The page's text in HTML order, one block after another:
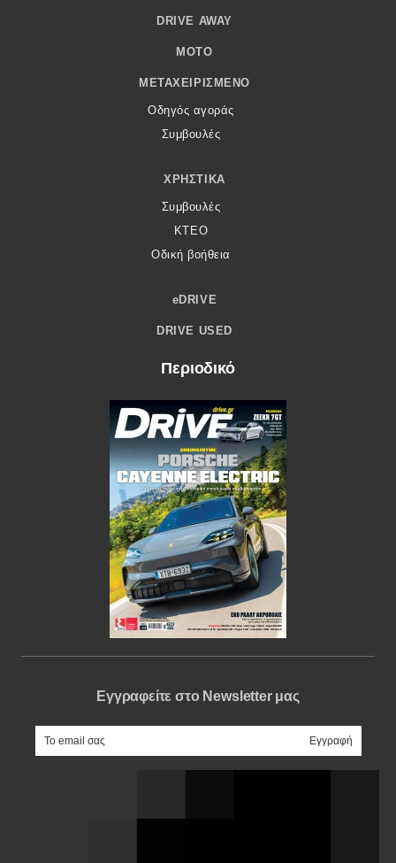
DRIVE AWAY
MOTO
ΜΕΤΑΧΕΙΡΙΣΜΈΝΟ
Οδηγός αγοράς
Συμβουλές
ΧΡΗΣΤΙΚΆ
Συμβουλές
ΚΤΕΟ
Οδική βοήθεια
eDRIVE
DRIVE USED
Περιοδικό
Εγγραφείτε στο Newsletter μας
e-mail